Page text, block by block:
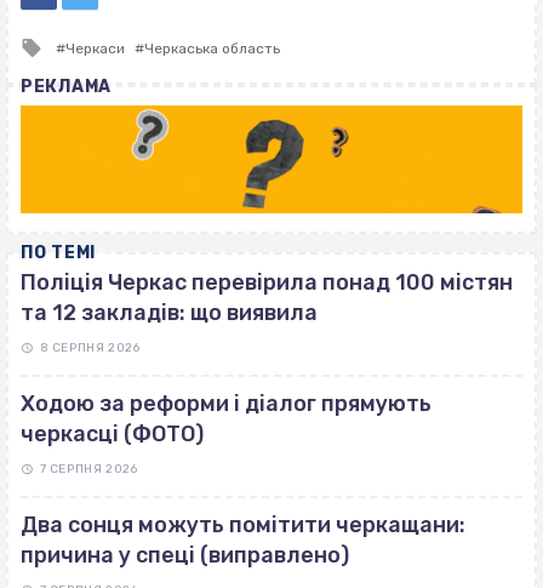
Tagged
Черкаси Черкаська область
РЕКЛАМА
ПО ТЕМІ
Поліція Черкас перевірила понад 100 містян
та 12 закладів: що виявила
8 СЕРПНЯ 2026
Ходою за реформи і діалог прямують
черкасці (ФОТО)
7 СЕРПНЯ 2026
Два сонця можуть помітити черкащани:
причина у спеці (виправлено)